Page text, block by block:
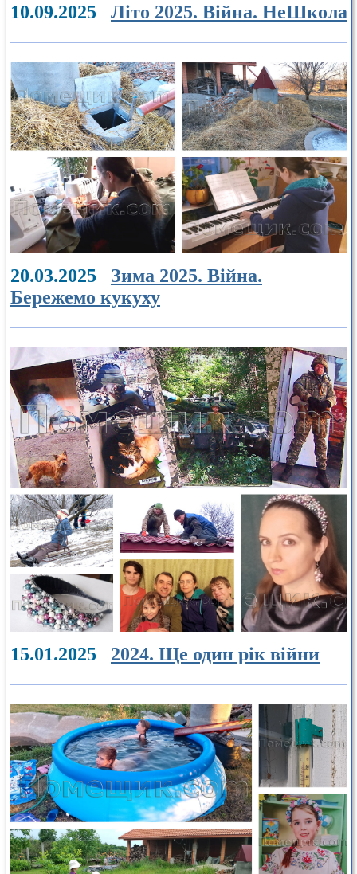
10.09.2025 Літо 2025. Війна. НеШкола
20.03.2025 Зима 2025. Війна.
Бережемо кукуху
15.01.2025 2024. Ще один рік війни